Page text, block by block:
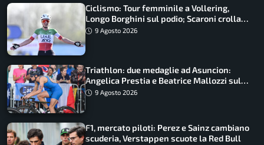
Ciclismo: Tour femminile a Vollering,
Longo Borghini sul podio; Scaroni crolla
in Polonia
9 Agosto 2026
Triathlon: due medaglie ad Asuncion:
Angelica Prestia e Beatrice Mallozzi sul
podio
9 Agosto 2026
F1, mercato piloti: Perez e Sainz cambiano
scuderia, Verstappen scuote la Red Bull